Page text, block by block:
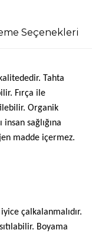
Seçenekleri
Tahta
Fırça ile
Organik
sağlığına
madde içermez.
çalkalanmalıdır.
Boyama